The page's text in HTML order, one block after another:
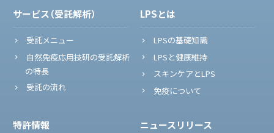
サービス（受託解析）
受託メニュー
自然免疫応用技研の受託解析
の特長
受託の流れ
LPSとは
LPSの基礎知識
LPSと健康維持
スキンケアとLPS
免疫について
特許情報 ニュースリリース